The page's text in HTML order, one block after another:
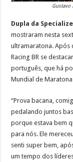
Gustavo
Dupla da
mostraram nesta
ultramaratona. Após
Racing BR se
português, que há
Mundial de Maratona
“Prova bacana,
pedalando juntos
porque estava bem
para nós. Ele
senti super bem,
um tempo dos